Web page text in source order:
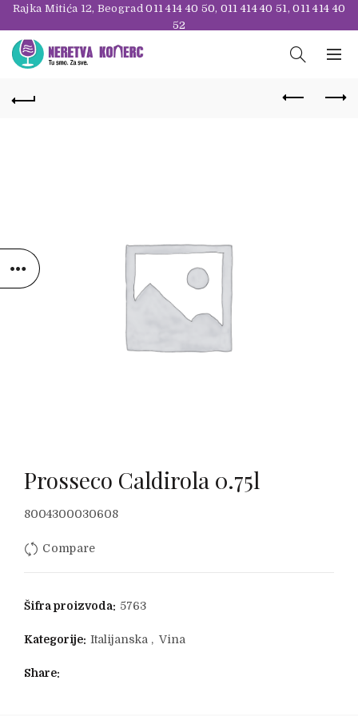
Rajka Mitića 12, Beograd011 414 40 50, 011 414 40 51,011 414 40
52
Prosseco Caldirola 0.75l
8004300030608
Compare
Šifra proizvoda: 5763
Kategorije: Italijanska , Vina
Share